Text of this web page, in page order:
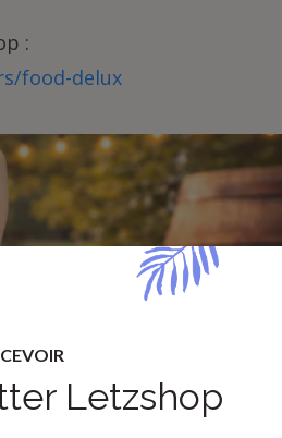
:
food-delux
Flavour
le produitLetzshop